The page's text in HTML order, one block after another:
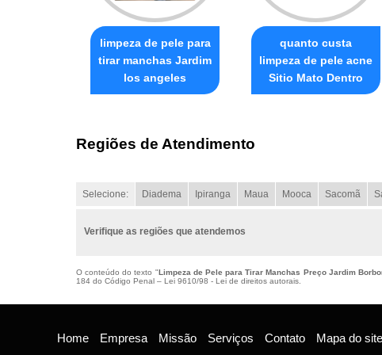
limpeza de pele para
tirar manchas Jardim
los angeles
quanto custa
limpeza de pele acne
Sitio Mato Dentro
Regiões de Atendimento
Selecione: Diadema Ipiranga Maua Mooca Sacomã
Verifique as regiões que atendemos
O conteúdo do texto "Limpeza de Pele para Tirar Manchas Preço Jardim
184 do Código Penal – Lei 9610/98 - Lei de direitos autorais
Home Empresa Missão Serviços Contato Mapa do site